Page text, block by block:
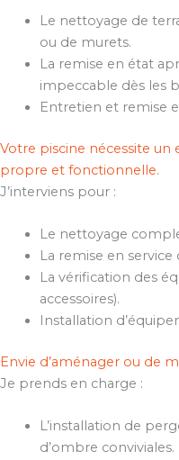
Le nettoyage de
ou de murets.
La remise en état
impeccable dès les
Entretien et remise
Votre piscine nécessite
propre et fonctionnelle.
J’interviens pour :
Le nettoyage
La remise en
La vérification des
accessoires).
Installation
Envie d’aménager ou de
Je prends en charge :
L’installation de
d’ombre conviviales.